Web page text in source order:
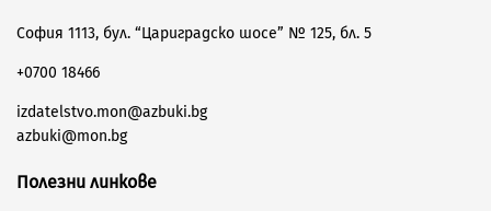
София 1113, бул. “Цариградско шосе” № 125, бл. 5
+0700 18466
izdatelstvo.mon@azbuki.bg
azbuki@mon.bg
Полезни линкове